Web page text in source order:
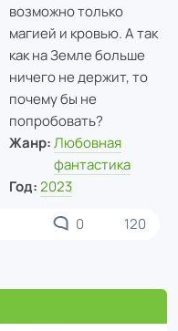
возможно только
магией и кровью. А так
как на Земле больше
ничего не держит, то
почему бы не
попробовать?
Жанр: Любовная
фантастика
Год: 2023
0 120